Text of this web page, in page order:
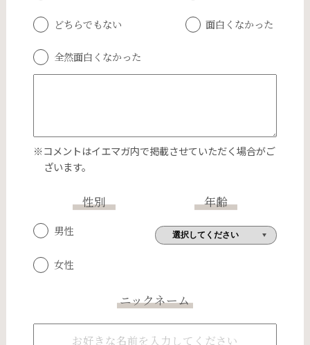
どちらでもない 面白くなかった
全然面白くなかった
※コメントはイエマガ内で掲載させていただく場合がご
ざいます。
性別
男性
女性
年齢
ニックネーム